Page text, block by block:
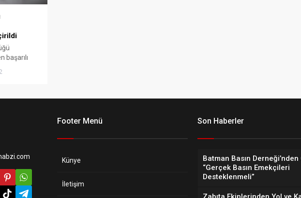
başarılı
Footer Menü
Künye
İletişim
Son Haberler
Batman Basın Derneği’nden
“Gerçek Basın Emekçileri
Desteklenmeli”